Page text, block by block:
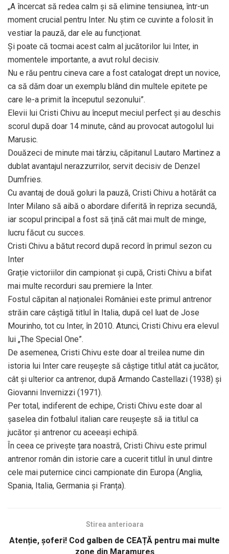
„A încercat să redea calm și să elimine tensiunea, într-un
moment crucial pentru Inter. Nu știm ce cuvinte a folosit în
vestiar la pauză, dar ele au funcționat.
Și poate că tocmai acest calm al jucătorilor lui Inter, in
momentele importante, a avut rolul decisiv.
Nu e rău pentru cineva care a fost catalogat drept un novice,
ca să dăm doar un exemplu blând din multele epitete pe
care le-a primit la începutul sezonului”.
Elevii lui Cristi Chivu au început meciul perfect și au deschis
scorul după doar 14 minute, când au provocat autogolul lui
Marusic.
Douăzeci de minute mai târziu, căpitanul Lautaro Martinez a
dublat avantajul nerazzurrilor, servit decisiv de Denzel
Dumfries.
Cu avantaj de două goluri la pauză, Cristi Chivu a hotărât ca
Inter Milano să aibă o abordare diferită în repriza secundă,
iar scopul principal a fost să țină cât mai mult de minge,
lucru făcut cu succes.
Cristi Chivu a bătut record după record în primul sezon cu
Inter
Grație victoriilor din campionat și cupă, Cristi Chivu a bifat
mai multe recorduri sau premiere la Inter.
Fostul căpitan al naționalei României este primul antrenor
străin care câștigă titlul în Italia, după cel luat de Jose
Mourinho, tot cu Inter, în 2010. Atunci, Cristi Chivu era elevul
lui „The Special One”.
De asemenea, Cristi Chivu este doar al treilea nume din
istoria lui Inter care reușește să câștige titlul atât ca jucător,
cât și ulterior ca antrenor, după Armando Castellazi (1938) și
Giovanni Invernizzi (1971).
Per total, indiferent de echipe, Cristi Chivu este doar al
șaselea din fotbalul italian care reușește să ia titlul ca
jucător și antrenor cu aceeași echipă.
În ceea ce privește țara noastră, Cristi Chivu este primul
antrenor român din istorie care a cucerit titlul în unul dintre
cele mai puternice cinci campionate din Europa (Anglia,
Spania, Italia, Germania și Franța).
Stirea anterioara
Atenție, șoferi! Cod galben de CEAȚĂ pentru mai multe
zone din Maramureș